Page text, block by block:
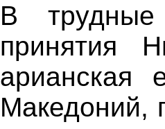
В
принятия
арианская
Македоний,